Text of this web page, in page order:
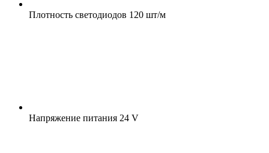
Плотность светодиодов 120 шт/м
Напряжение питания 24 V